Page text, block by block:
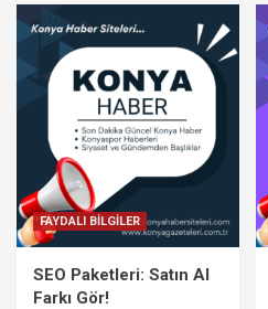
FAYDALI BİLGİLER
SEO Paketleri: Satın Al
Farkı Gör!